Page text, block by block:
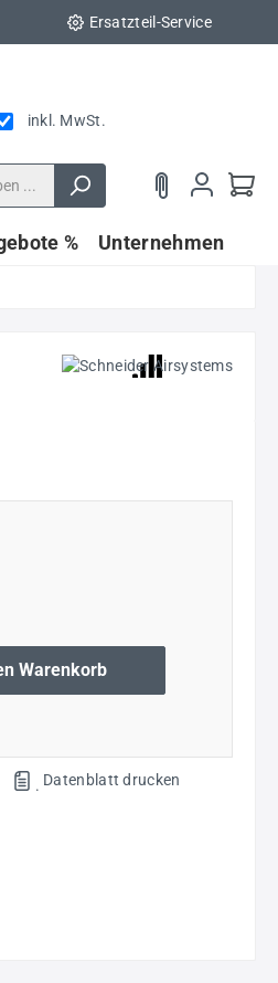
Ersatzteil-Service
inkl. MwSt.
% Unternehmen
Warenkorb
. Datenblatt drucken